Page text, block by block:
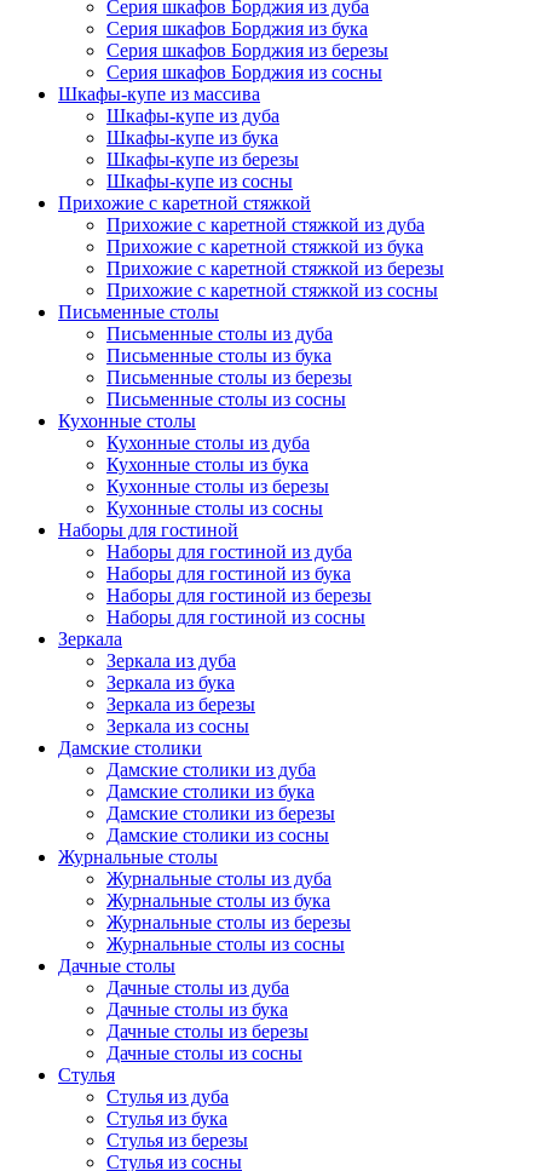
Серия шкафов Борджия из дуба
Серия шкафов Борджия из бука
Серия шкафов Борджия из березы
Серия шкафов Борджия из сосны
Шкафы-купе из массива
Шкафы-купе из дуба
Шкафы-купе из бука
Шкафы-купе из березы
Шкафы-купе из сосны
Прихожие с каретной стяжкой
Прихожие с каретной стяжкой из дуба
Прихожие с каретной стяжкой из бука
Прихожие с каретной стяжкой из березы
Прихожие с каретной стяжкой из сосны
Письменные столы
Письменные столы из дуба
Письменные столы из бука
Письменные столы из березы
Письменные столы из сосны
Кухонные столы
Кухонные столы из дуба
Кухонные столы из бука
Кухонные столы из березы
Кухонные столы из сосны
Наборы для гостиной
Наборы для гостиной из дуба
Наборы для гостиной из бука
Наборы для гостиной из березы
Наборы для гостиной из сосны
Зеркала
Зеркала из дуба
Зеркала из бука
Зеркала из березы
Зеркала из сосны
Дамские столики
Дамские столики из дуба
Дамские столики из бука
Дамские столики из березы
Дамские столики из сосны
Журнальные столы
Журнальные столы из дуба
Журнальные столы из бука
Журнальные столы из березы
Журнальные столы из сосны
Дачные столы
Дачные столы из дуба
Дачные столы из бука
Дачные столы из березы
Дачные столы из сосны
Стулья
Стулья из дуба
Стулья из бука
Стулья из березы
Стулья из сосны